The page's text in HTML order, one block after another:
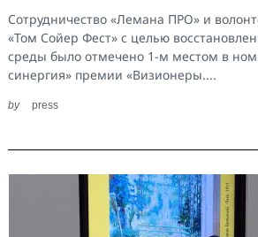
Сотрудничество «Лемана ПРО» и
«Том Сойер Фест» с целью
среды было отмечено 1-м местом в
синергия» премии «Визионеры....
by press